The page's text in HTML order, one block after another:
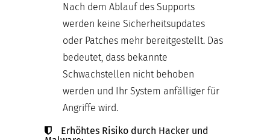
Nach dem Ablauf des Supports
werden keine Sicherheitsupdates
oder Patches mehr bereitgestellt. Das
bedeutet, dass bekannte
Schwachstellen nicht behoben
werden und Ihr System anfälliger für
Angriffe wird.
Erhöhtes Risiko durch Hacker und